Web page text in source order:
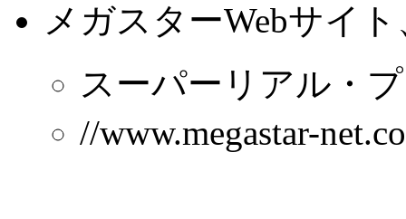
メガスターWebサイ
スーパーリアル・
//www.megastar-